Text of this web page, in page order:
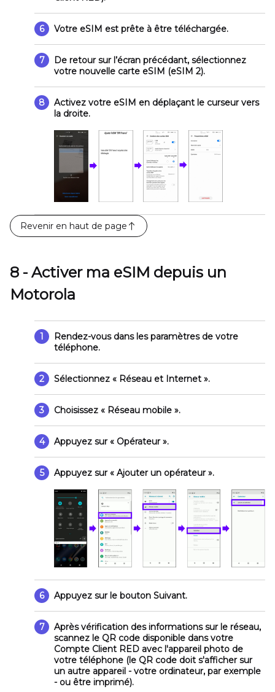
6 Votre eSIM est prête à être téléchargée.
7
De retour sur l’écran précédant, sélectionnez
votre nouvelle carte eSIM (eSIM 2).
8
Activez votre eSIM en déplaçant le curseur vers
la droite.
Revenir en haut de page
8 - Activer ma eSIM depuis un
Motorola
1
Rendez-vous dans les paramètres de votre
téléphone.
2 Sélectionnez « Réseau et Internet ».
3 Choisissez « Réseau mobile ».
4 Appuyez sur« Opérateur ».
5 Appuyez sur« Ajouter un opérateur ».
6 Appuyez sur le bouton Suivant.
7
Après vérification des informations sur le réseau,
scannez le QR code disponible dans votre
Compte Client RED avec l'appareil photo de
votre téléphone (le QR code doit s'afficher sur
un autre appareil - votre ordinateur, par exemple
- ou être imprimé).